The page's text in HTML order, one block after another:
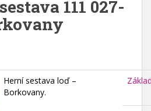
111 027-
Herní sestava loď –
Borkovany.